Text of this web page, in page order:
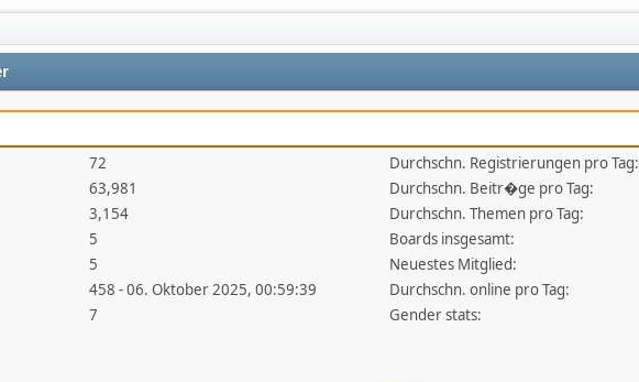
72
63,981
3,154
5
5
458 - 06. Oktober 2025, 00:59:39
7
Durchschn. Registrierungen pro Tag:
Durchschn. Beitr�ge pro Tag:
Durchschn. Themen pro Tag:
Boards insgesamt:
Neuestes Mitglied:
Durchschn. online pro Tag:
Gender stats: